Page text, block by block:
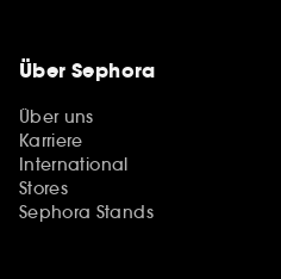
Über Sephora
Über uns
Karriere
International
Stores
Sephora Stands